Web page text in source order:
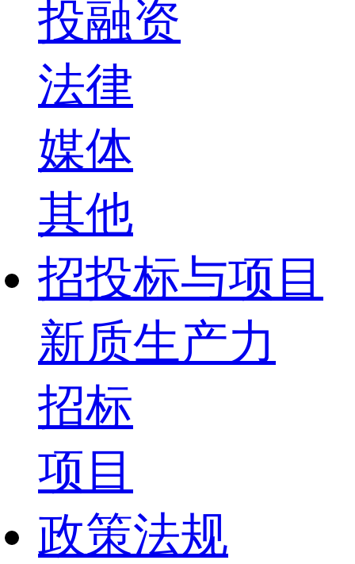
投融资
法律
媒体
其他
招投标与项目
新质生产力
招标
项目
政策法规